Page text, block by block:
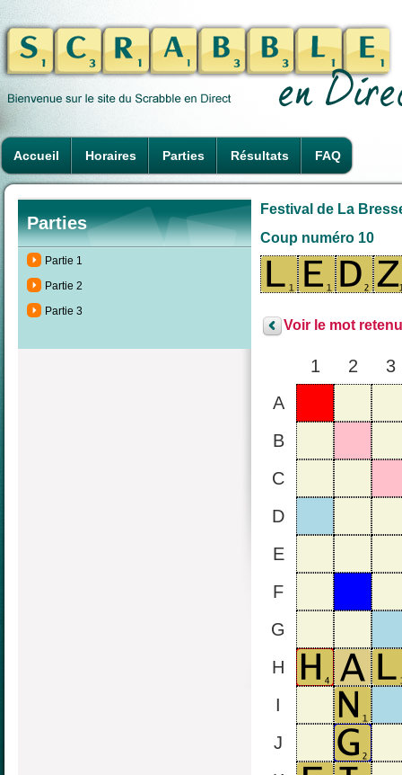
Accueil Horaires Parties Résultats FAQ
Parties
Partie 1
Partie 2
Partie 3
Festival de La
Coup numéro 10
Voir le mot
1 2
3
A
B
C
D
E
F
G
H
I
J